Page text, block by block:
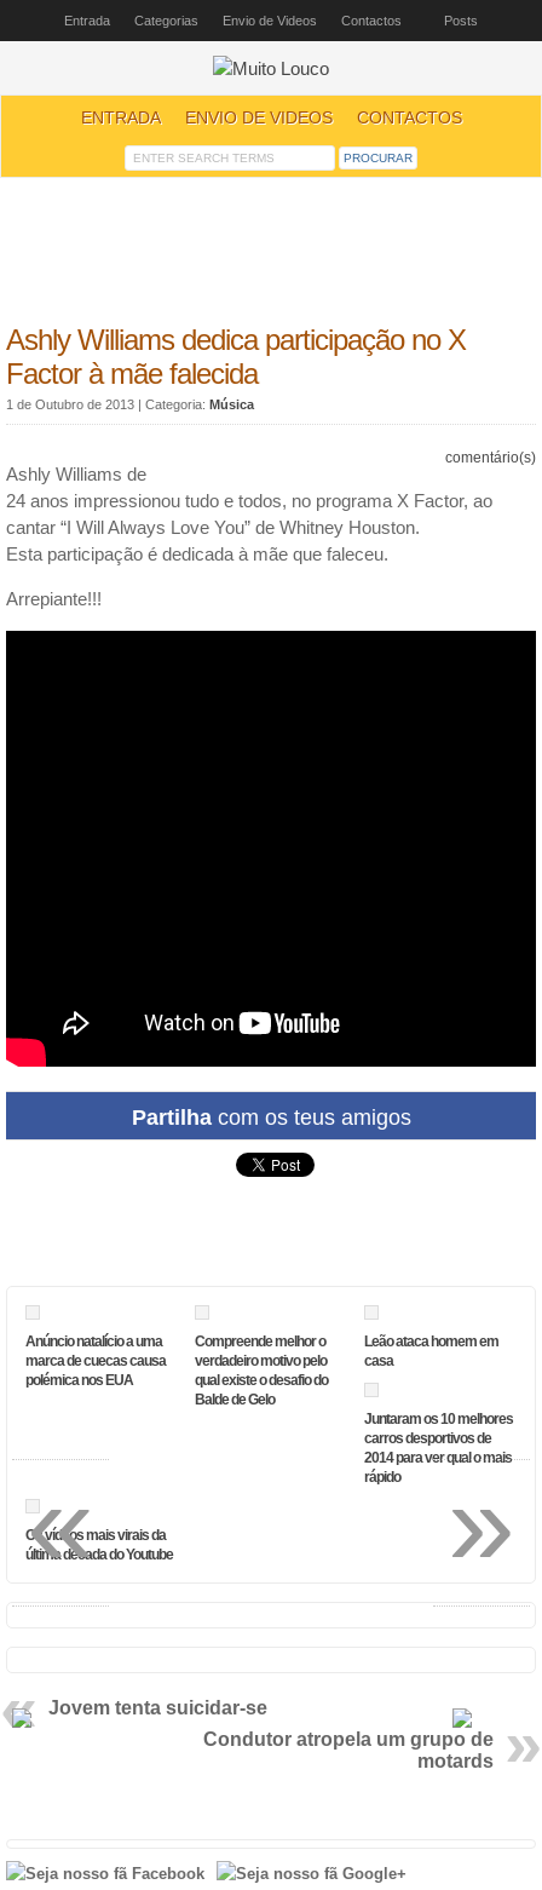
Entrada Categorias Envio de Videos Contactos Posts
ENTRADA ENVIO DE VIDEOS CONTACTOS
Ashly Williams dedica participação no X
Factor à mãe falecida
1 de Outubro de 2013 | Categoria: Música
comentário(s)
Ashly Williams de
24 anos impressionou tudo e todos, no programa X Factor, ao
cantar “I Will Always Love You” de Whitney Houston.
Esta participação é dedicada à mãe que faleceu.
Arrepiante!!!
Partilhacom os teus amigos
Anúncio natalício a uma
marca de cuecas causa
polémica nos EUA
Compreende melhor o
verdadeiro motivo pelo
qual existe o desafio do
Balde de Gelo
Leão ataca homem em
casa
Juntaram os 10 melhores
carros desportivos de
2014 para ver qual o mais
rápido
Os vídeos mais virais da
última década do Youtube
Jovem tenta suicidar-se
Condutor atropela um grupo de
motards
»
«